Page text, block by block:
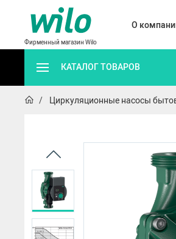
Фирменный магазин Wilo
О
КАТАЛОГ ТОВАРОВ
Циркуляционные насосы